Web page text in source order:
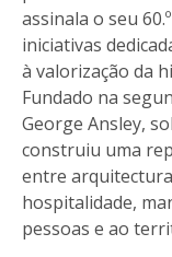
assinala o seu
iniciativas
à valorização da
Fundado na
George Ansley,
construiu uma
entre
hospitalidade,
pessoas e ao